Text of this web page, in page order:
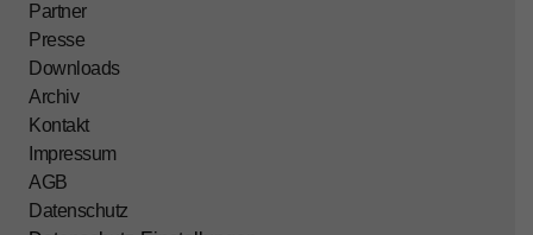
Partner
Presse
Downloads
Archiv
Kontakt
Impressum
AGB
Datenschutz